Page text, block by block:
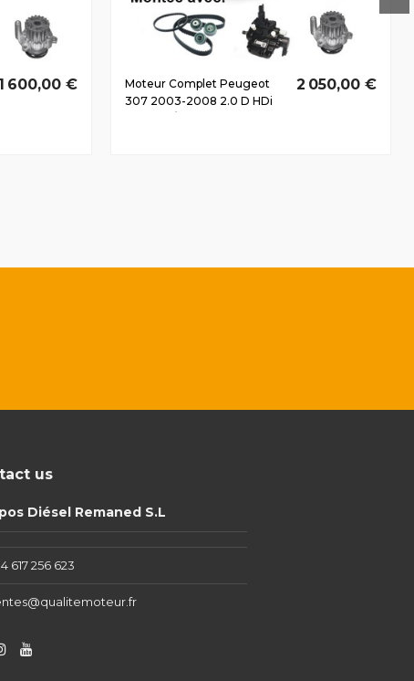
1 600,00 €
Moteur Complet Peugeot
307 2003-2008 2.0 D HDi
2 050,00 €
us
Diésel Remaned S.L
617 256 623